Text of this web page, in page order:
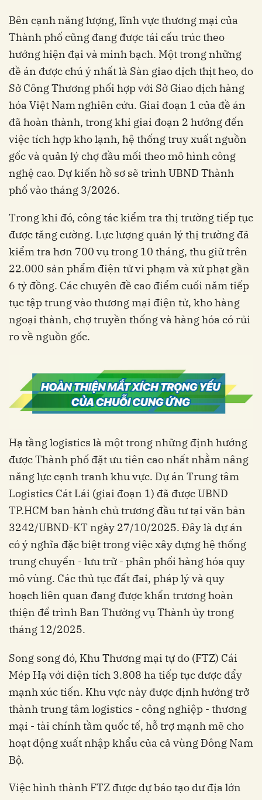
Bên cạnh năng lượng, lĩnh vực thương mại của
Thành phố cũng đang được tái cấu trúc theo
hướng hiện đại và minh bạch. Một trong những
đề án được chú ý nhất là Sàn giao dịch thịt heo, do
Sở Công Thương phối hợp với Sở Giao dịch hàng
hóa Việt Nam nghiên cứu. Giai đoạn 1 của đề án
đã hoàn thành, trong khi giai đoạn 2 hướng đến
việc tích hợp kho lạnh, hệ thống truy xuất nguồn
gốc và quản lý chợ đầu mối theo mô hình công
nghệ cao. Dự kiến hồ sơ sẽ trình UBND Thành
phố vào tháng 3/2026.
Trong khi đó, công tác kiểm tra thị trường tiếp tục
được tăng cường. Lực lượng quản lý thị trường đã
kiểm tra hơn 700 vụ trong 10 tháng, thu giữ trên
22.000 sản phẩm điện tử vi phạm và xử phạt gần
6 tỷ đồng. Các chuyên đề cao điểm cuối năm tiếp
tục tập trung vào thương mại điện tử, kho hàng
ngoại thành, chợ truyền thống và hàng hóa có rủi
ro về nguồn gốc.
Hạ tầng logistics là một trong những định hướng
được Thành phố đặt ưu tiên cao nhất nhằm nâng
năng lực cạnh tranh khu vực. Dự án Trung tâm
Logistics Cát Lái (giai đoạn 1) đã được UBND
TP.HCM ban hành chủ trương đầu tư tại văn bản
3242/UBND-KT ngày 27/10/2025. Đây là dự án
có ý nghĩa đặc biệt trong việc xây dựng hệ thống
trung chuyển - lưu trữ - phân phối hàng hóa quy
mô vùng. Các thủ tục đất đai, pháp lý và quy
hoạch liên quan đang được khẩn trương hoàn
thiện để trình Ban Thường vụ Thành ủy trong
tháng 12/2025.
Song song đó, Khu Thương mại tự do (FTZ) Cái
Mép Hạ với diện tích 3.808 ha tiếp tục được đẩy
mạnh xúc tiến. Khu vực này được định hướng trở
thành trung tâm logistics - công nghiệp - thương
mại - tài chính tầm quốc tế, hỗ trợ mạnh mẽ cho
hoạt động xuất nhập khẩu của cả vùng Đông Nam
Bộ.
Việc hình thành FTZ được dự báo tạo dư địa lớn